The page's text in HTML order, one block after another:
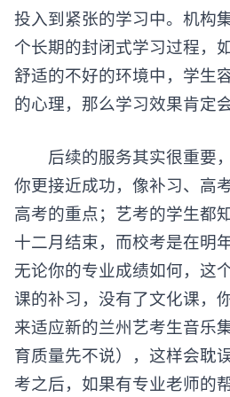
投入到紧张的学习中。机构
个长期的封闭式学习过程，
舒适的不好的环境中，学生
的心理，那么学习效果肯定
后续的服务其实很重要
你更接近成功，像补习、高
高考的重点；艺考的学生都
十二月结束，而校考是在明
无论你的专业成绩如何，这
课的补习，没有了文化课，
来适应新的兰州艺考生音乐
育质量先不说），这样会耽
考之后，如果有专业老师的